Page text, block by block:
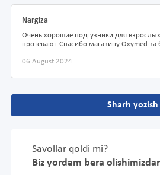
Nargiza
Очень хорошие подгузники для
протекают. Спасибо магазину Oxymed за
06 August 2024
Sharh yozish
Savollar qoldi mi?
Biz yordam bera